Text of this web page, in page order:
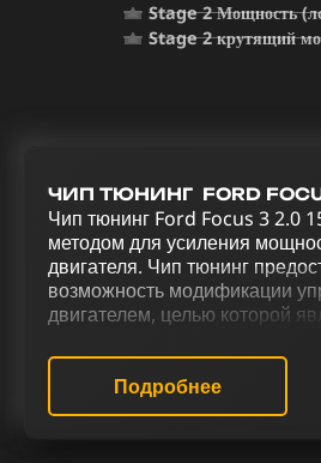
Stage 2 Мощность
Stage 2 крутящий
ЧИП ТЮНИНГ FORD
Чип тюнинг Ford Focus 3 2.0
методом для усиления
двигателя. Чип тюнинг
возможность модификации
двигателем, целью которой
тюнинга для Ford Focus 3 2.0
включающего чип тюнинг
отключение катализатора
Подробнее